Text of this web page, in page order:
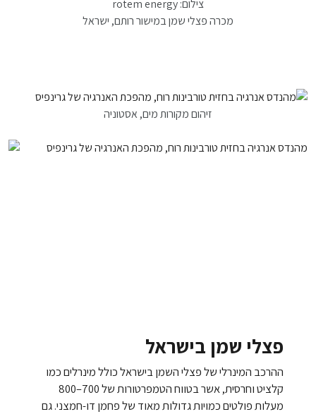
צילום: rotem energy
מכרה פצלי שמן במישור רותם, ישראל
זיהום מקורות מים, אסטוניה
פצלי שמן בישראל
ההרכב המינרלי של פצלי השמן בישראל כולל מינרלים כמו
קלציט וחרסית, אשר בטווח הטמפרטורות של 700–800
מעלות פולטים כמויות גדולות מאוד של פחמן דו-חמצני. גם